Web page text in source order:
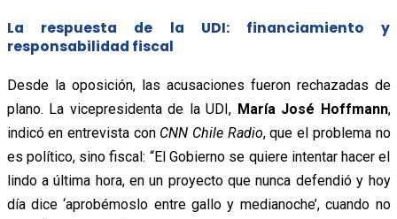
La respuesta de la UDI: financiamiento y
responsabilidad fiscal
Desde la oposición, las acusaciones fueron rechazadas de
plano. La vicepresidenta de la UDI, María José Hoffmann,
indicó en entrevista con CNN Chile Radio, que el problema no
es político, sino fiscal: “El Gobierno se quiere intentar hacer el
lindo a última hora, en un proyecto que nunca defendió y hoy
día dice ‘aprobémoslo entre gallo y medianoche’, cuando no